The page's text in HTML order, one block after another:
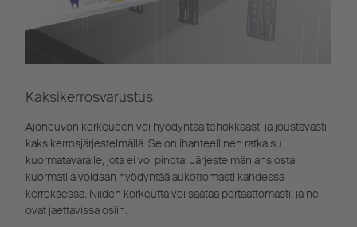
Kaksikerrosvarustus
Ajoneuvon korkeuden voi hyödyntää tehokkaasti ja joustavasti
kaksikerrosjärjestelmällä. Se on ihanteellinen ratkaisu
kuormatavaralle, jota ei voi pinota. Järjestelmän ansiosta
kuormatila voidaan hyödyntää aukottomasti kahdessa
kerroksessa. Niiden korkeutta voi säätää portaattomasti, ja ne
ovat jaettavissa osiin.